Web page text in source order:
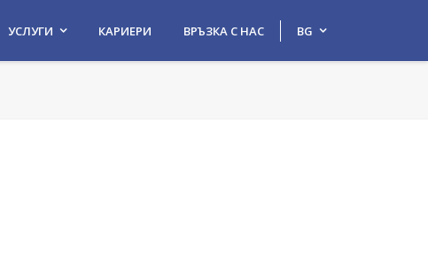
УСЛУГИ КАРИЕРИ ВРЪЗКА С НАС BG